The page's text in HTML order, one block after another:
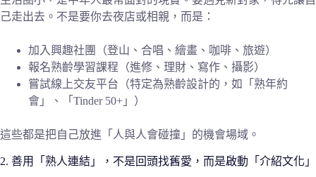
己走出去。不是要你去夜店或相親，而是：
加入興趣社團（登山、合唱、繪畫、咖啡、旅遊）
報名熟齡學習課程（進修、理財、寫作、攝影）
嘗試線上交友平台（特定為熟齡設計的，如「熟年約
會」、「Tinder 50+」）
這些都是把自己放進「人與人會碰撞」的機會場域。
2. 善用「熟人連結」，不是回頭找舊愛，而是啟動「介紹文化」